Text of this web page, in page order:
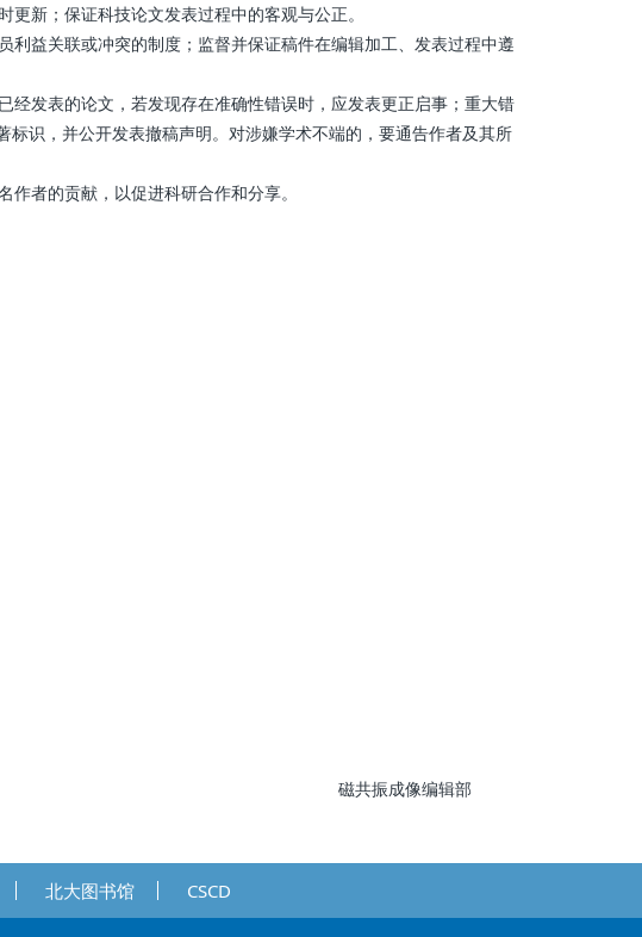
新；保证科技论文发表过程中的客观与公正。
益关联或冲突的制度；监督并保证稿件在编辑加工、发表过程中遵
发表的论文，若发现存在准确性错误时，应发表更正启事；重大错
识，并公开发表撤稿声明。对涉嫌学术不端的，要通告作者及其所
者的贡献，以促进科研合作和分享。
磁共振成像编辑部
北大图书馆 CSCD